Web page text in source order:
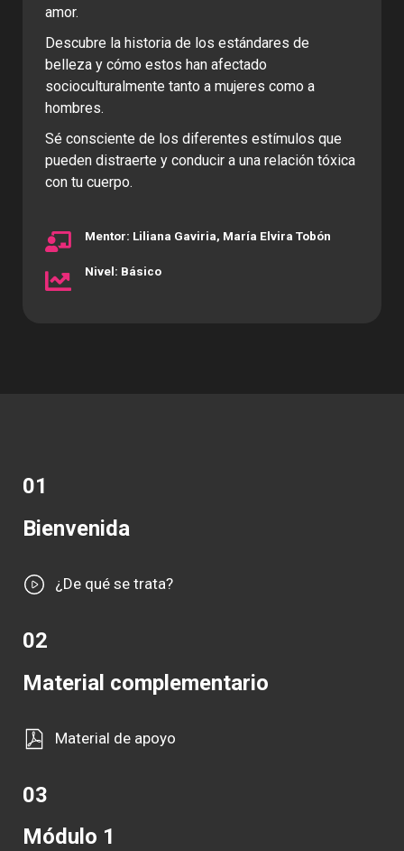
amor.
Descubre la historia de los estándares de
belleza y cómo estos han afectado
socioculturalmente tanto a mujeres como a
hombres.
Sé consciente de los diferentes estímulos que
pueden distraerte y conducir a una relación tóxica
con tu cuerpo.
Mentor: Liliana Gaviria, María Elvira Tobón
Nivel: Básico
01
Bienvenida
¿De qué se trata?
02
Material complementario
Material de apoyo
03
Módulo 1